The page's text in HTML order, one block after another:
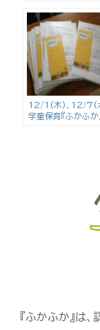
12/1(木)、12/7(
学童保育『ふかふか
『ふかふか』は